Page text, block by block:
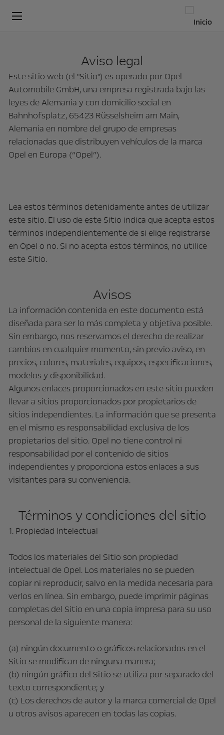
Aviso legal
Este sitio web (el "Sitio") es operado por Opel
Automobile GmbH, una empresa registrada bajo las
leyes de Alemania y con domicilio social en
Bahnhofsplatz, 65423 Rüsselsheim am Main,
Alemania en nombre del grupo de empresas
relacionadas que distribuyen vehículos de la marca
Opel en Europa (“Opel”).
Lea estos términos detenidamente antes de utilizar
este sitio. El uso de este Sitio indica que acepta estos
términos independientemente de si elige registrarse
en Opel o no. Si no acepta estos términos, no utilice
este Sitio.
Avisos
La información contenida en este documento está
diseñada para ser lo más completa y objetiva posible.
Sin embargo, nos reservamos el derecho de realizar
cambios en cualquier momento, sin previo aviso, en
precios, colores, materiales, equipos, especificaciones,
modelos y disponibilidad.
Algunos enlaces proporcionados en este sitio pueden
llevar a sitios proporcionados por propietarios de
sitios independientes. La información que se presenta
en el mismo es responsabilidad exclusiva de los
propietarios del sitio. Opel no tiene control ni
responsabilidad por el contenido de sitios
independientes y proporciona estos enlaces a sus
visitantes para su conveniencia.
Términos y condiciones del sitio
1. Propiedad Intelectual
Todos los materiales del Sitio son propiedad
intelectual de Opel. Los materiales no se pueden
copiar ni reproducir, salvo en la medida necesaria para
verlos en línea. Sin embargo, puede imprimir páginas
completas del Sitio en una copia impresa para su uso
personal de la siguiente manera:
(a) ningún documento o gráficos relacionados en el
Sitio se modifican de ninguna manera;
(b) ningún gráfico del Sitio se utiliza por separado del
texto correspondiente; y
(c) Los derechos de autor y la marca comercial de Opel
u otros avisos aparecen en todas las copias.